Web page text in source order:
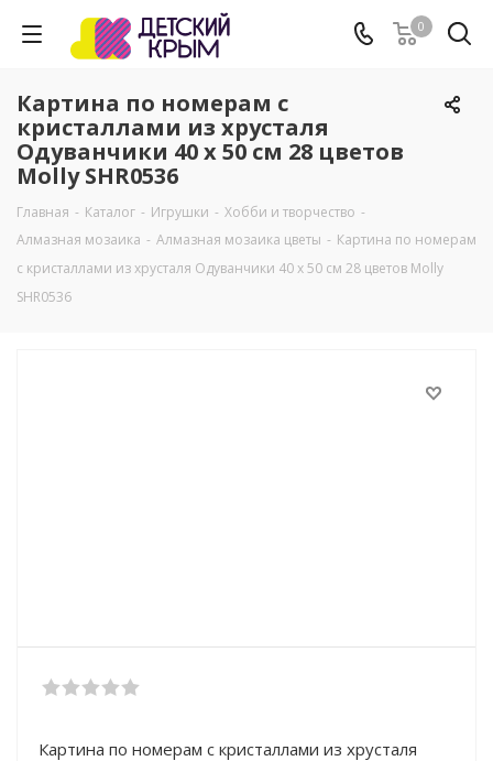
0
Картина по номерам с
кристаллами из хрусталя
Одуванчики 40 х 50 см 28 цветов
Molly SHR0536
Главная - Каталог - Игрушки - Хобби и творчество -
Алмазная мозаика - Алмазная мозаика цветы - Картина по номерам
с кристаллами из хрусталя Одуванчики 40 х 50 см 28 цветов Molly
SHR0536
Картина по номерам с кристаллами из хрусталя